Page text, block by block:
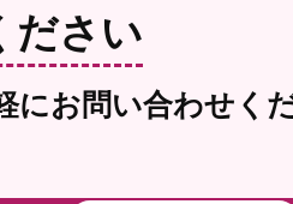
ださい
お問い合わせくだ